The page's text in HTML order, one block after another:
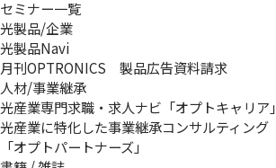
セミナー一覧
光製品/企業
光製品Navi
月刊OPTRONICS 製品広告資料請求
人材/事業継承
光産業専門求職・求人ナビ「オプトキャリア」
光産業に特化した事業継承コンサルティング
「オプトパートナーズ」